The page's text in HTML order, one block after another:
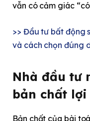
vẫn có cảm giác
>> Đầu tư bất động
và cách chọn đúng
Nhà đầu tư
bản chất lợi
Bản chất của bài